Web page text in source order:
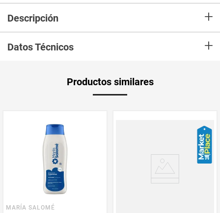
Descripción +
limpieza al cuero cabelludo y nutrición en las puntas. Libre de colorantes,
Datos Técnicos +
Productos similares
MARÍA SALOMÉ